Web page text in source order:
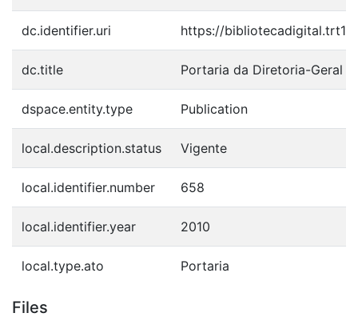
dc.identifier.uri https://
dc.title Portaria da Diretoria-Geral
dspace.entity.type Publication
local.description.status Vigente
local.identifier.number 658
local.identifier.year 2010
local.type.ato Portaria
Files